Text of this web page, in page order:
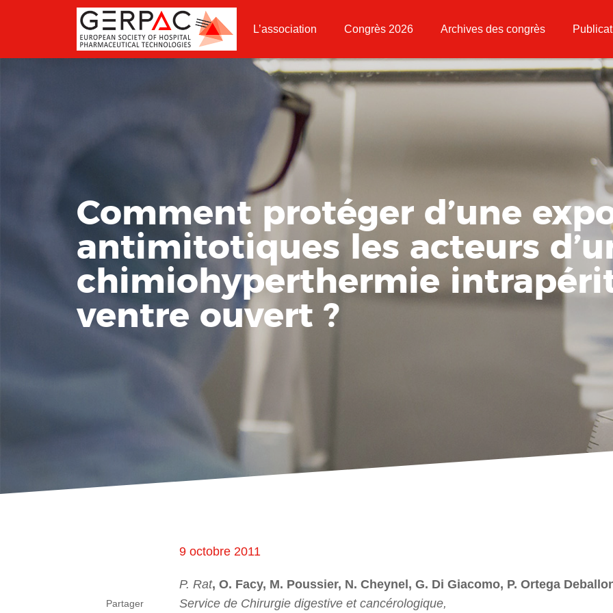
L’association Congrès 2026 Archives des congrès
Comment protéger d’une
antimitotiques les acteurs
chimiohyperthermie
ventre ouvert ?
9 octobre 2011
P. Rat, O. Facy, M. Poussier, N. Cheynel, G. Di Giacomo, P. Ortega
Service de Chirurgie digestive et cancérologique,
Partager